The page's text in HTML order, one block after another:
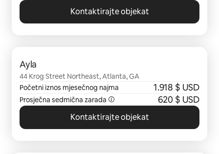
Kontaktirajte objekat
Ayla
44 Krog Street Northeast, Atlanta, GA
Početni iznos mjesečnog najma
1.918 $ USD
Prosječna sedmična zarada 620 $ USD
Kontaktirajte objekat